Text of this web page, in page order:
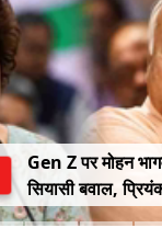
Gen Z पर मोहन
सियासी बवाल,
को किसी